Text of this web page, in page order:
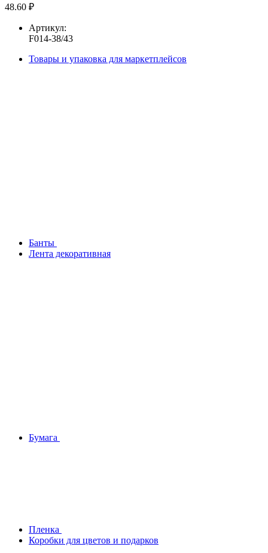
48.60 ₽
Артикул:
F014-38/43
Товары и упаковка для маркетплейсов
Банты
Лента декоративная
Бумага
Плeнка
Коробки для цветов и подарков